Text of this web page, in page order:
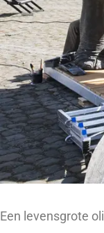
Een levensgrote